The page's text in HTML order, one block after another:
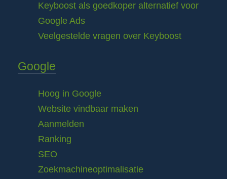
Keyboost als goedkoper alternatief voor
Google Ads
Veelgestelde vragen over Keyboost
Google
Hoog in Google
Website vindbaar maken
Aanmelden
Ranking
SEO
Zoekmachineoptimalisatie